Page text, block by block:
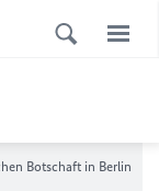
Botschaft in Berlin